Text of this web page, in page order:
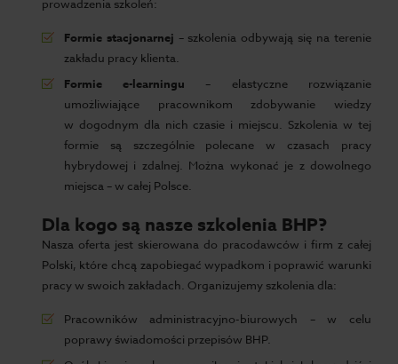
prowadzenia szkoleń:
Formie stacjonarnej – szkolenia odbywają się na terenie
zakładu pracy klienta.
Formie e-learningu – elastyczne rozwiązanie
umożliwiające pracownikom zdobywanie wiedzy
w dogodnym dla nich czasie i miejscu. Szkolenia w tej
formie są szczególnie polecane w czasach pracy
hybrydowej i zdalnej. Można wykonać je z dowolnego
miejsca – w całej Polsce.
Dla kogo są nasze szkolenia BHP?
Nasza oferta jest skierowana do pracodawców i firm z całej
Polski, które chcą zapobiegać wypadkom i poprawić warunki
pracy w swoich zakładach. Organizujemy szkolenia dla:
Pracowników administracyjno-biurowych – w celu
poprawy świadomości przepisów BHP.